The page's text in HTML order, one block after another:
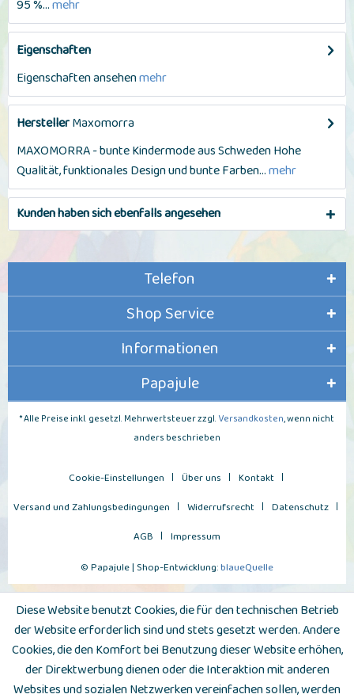
95 %...mehr
Eigenschaften
Eigenschaften ansehenmehr
HerstellerMaxomorra
MAXOMORRA - bunte Kindermode aus Schweden Hohe
Qualität, funktionales Design und bunte Farben...mehr
Kunden haben sich ebenfalls angesehen
Telefon
Shop Service
Informationen
Papajule
* Alle Preise inkl. gesetzl. Mehrwertsteuer zzgl. Versandkosten, wenn nicht
anders beschrieben
Cookie-Einstellungen Über uns
Kontakt
Versand und Zahlungsbedingungen
Widerrufsrecht
Datenschutz
AGB
Impressum
© Papajule | Shop-Entwicklung:blaueQuelle
Diese Website benutzt Cookies, die für den technischen Betrieb
der Website erforderlich sind und stets gesetzt werden. Andere
Cookies, die den Komfort bei Benutzung dieser Website erhöhen,
der Direktwerbung dienen oder die Interaktion mit anderen
Websites und sozialen Netzwerken vereinfachen sollen, werden